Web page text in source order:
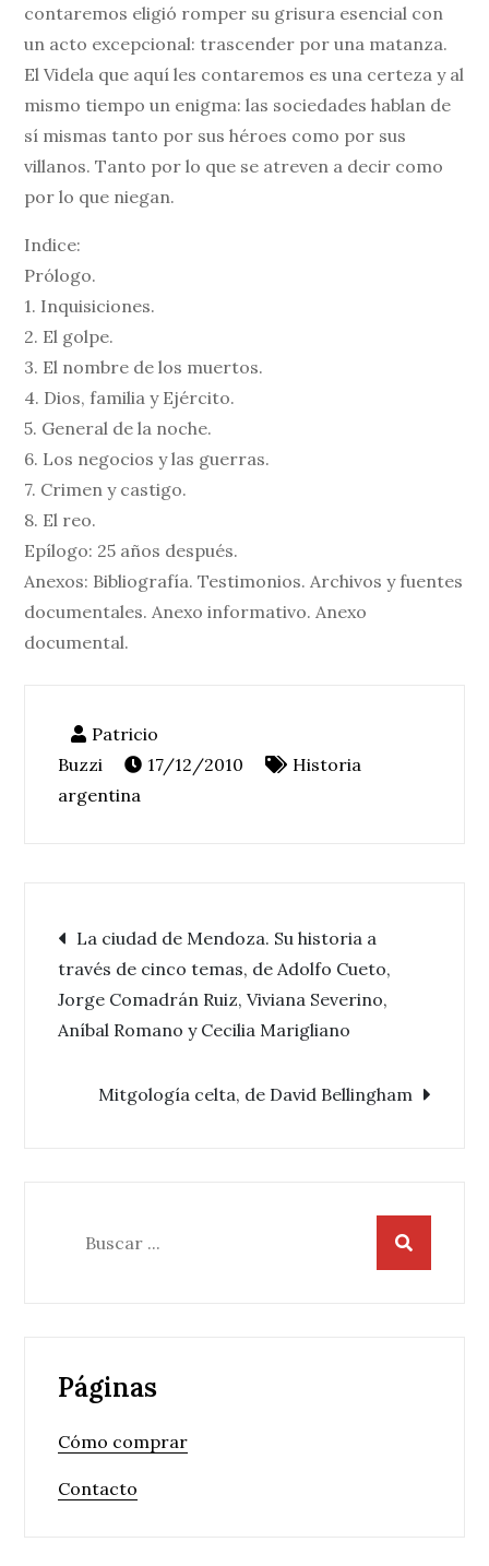
contaremos eligió romper su grisura esencial con
un acto excepcional: trascender por una matanza.
El Videla que aquí les contaremos es una certeza y al
mismo tiempo un enigma: las sociedades hablan de
sí mismas tanto por sus héroes como por sus
villanos. Tanto por lo que se atreven a decir como
por lo que niegan.
Indice:
Prólogo.
1. Inquisiciones.
2. El golpe.
3. El nombre de los muertos.
4. Dios, familia y Ejército.
5. General de la noche.
6. Los negocios y las guerras.
7. Crimen y castigo.
8. El reo.
Epílogo: 25 años después.
Anexos: Bibliografía. Testimonios. Archivos y fuentes
documentales. Anexo informativo. Anexo
documental.
17/12/2010
Historia
argentina
Navegación
de
La ciudad de Mendoza. Su historia a
través de cinco temas, de Adolfo Cueto,
Jorge Comadrán Ruiz, Viviana Severino,
Aníbal Romano y Cecilia Marigliano
Mitgología celta, de David Bellingham
Páginas
Cómo comprar
Contacto